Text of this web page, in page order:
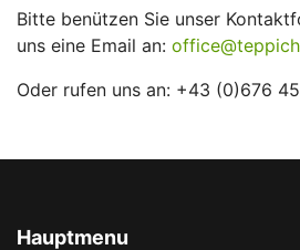
Bitte benützen Sie unser
uns eine Email an:
Oder rufen uns an: +43 (0)676
Hauptmenu